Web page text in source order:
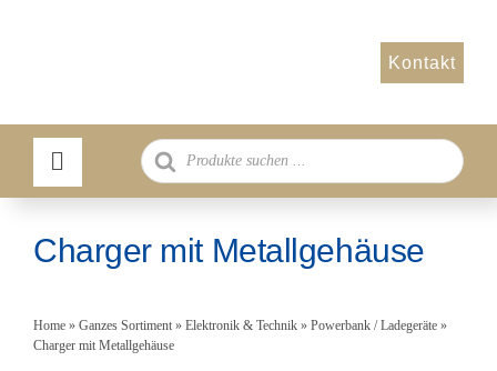
Kontakt
Products
search
Charger mit Metallgehäuse
Home» Ganzes Sortiment» Elektronik & Technik» Powerbank / Ladegeräte»
Charger mit Metallgehäuse